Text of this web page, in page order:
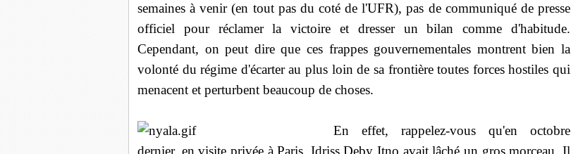
semaines à venir (en tout pas du coté de l'UFR), pas de communiqué de presse
officiel pour réclamer la victoire et dresser un bilan comme d'habitude.
Cependant, on peut dire que ces frappes gouvernementales montrent bien la
volonté du régime d'écarter au plus loin de sa frontière toutes forces hostiles qui
menacent et perturbent beaucoup de choses.
En effet, rappelez-vous qu'en octobre
dernier, en visite privée à Paris, Idriss Deby Itno avait lâché un gros morceau. Il